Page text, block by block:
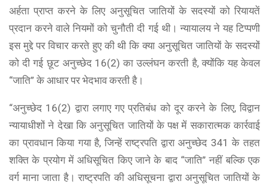
अर्हता प्राप्त करने के लिए अनुसूचित जातियों के सदस्यों को रियायतें
प्रदान करने वाले नियमों को चुनौती दी गई थी। न्यायालय ने यह टिप्पणी
इस मुद्दे पर विचार करते हुए की थी कि क्या अनुसूचित जातियों के सदस्यों
को दी गई छूट अनुच्छेद 16(2) का उल्लंघन करती है, क्योंकि यह केवल
“जाति” के आधार पर भेदभाव करती है।
“अनुच्छेद 16(2) द्वारा लगाए गए प्रतिबंध को दूर करने के लिए, विद्वान
न्यायाधीशों ने देखा कि अनुसूचित जातियों के पक्ष में सकारात्मक कार्रवाई
का प्रावधान किया गया है, जिन्हें राष्ट्रपति द्वारा अनुच्छेद 341 के तहत
शक्ति के प्रयोग में अधिसूचित किए जाने के बाद “जाति” नहीं बल्कि एक
वर्ग माना जाता है। राष्ट्रपति की अधिसूचना द्वारा अनुसूचित जातियों के